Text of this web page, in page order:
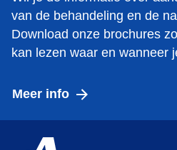
van de behandeling en de
Download onze brochures
kan lezen waar en wanneer
Meer info